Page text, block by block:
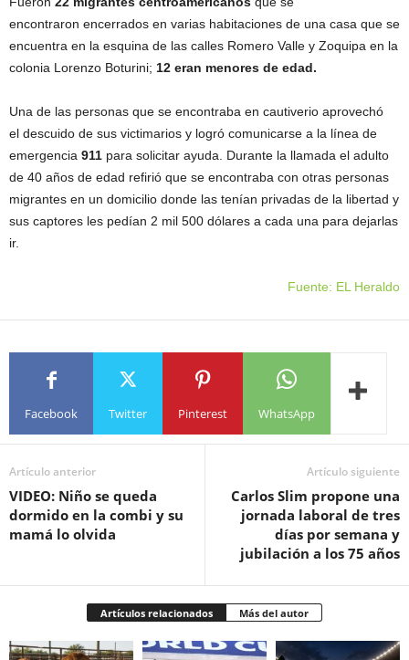
encontraron encerrados en varias habitaciones de una casa que se
encuentra en la esquina de las calles Romero Valle y Zoquipa en la
colonia Lorenzo Boturini; 12 eran menores de edad.
Una de las personas que se encontraba en cautiverio aprovechó
el descuido de sus victimarios y logró comunicarse a la línea de
emergencia 911 para solicitar ayuda. Durante la llamada el adulto
de 40 años de edad refirió que se encontraba con otras personas
migrantes en un domicilio donde las tenían privadas de la libertad y
sus captores les pedían 2 mil 500 dólares a cada una para dejarlas
ir.
Fuente: EL Heraldo
Facebook Twitter Pinterest WhatsApp
Artículo anterior
VIDEO: Niño se queda
dormido en la combi y su
mamá lo olvida
Artículo siguiente
Carlos Slim propone una
jornada laboral de tres
días por semana y
jubilación a los 75 años
Artículos relacionados Más del autor